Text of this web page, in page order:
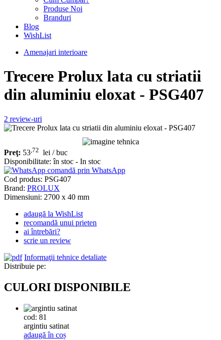
Produse Noi
Branduri
Blog
WishList
Amenajari interioare
Trecere Prolux lata cu striatii
din aluminiu eloxat - PSG407
2 review-uri
Preţ: 53 ,72 lei / buc
Disponibilitate: în stoc - In stoc
comandă prin WhatsApp
Cod produs: PSG407
Brand: PROLUX
Dimensiuni: 2700 x 40 mm
adaugă la WishList
recomandă unui prieten
ai întrebări?
scrie un review
Informaţii tehnice detaliate
Distribuie pe:
CULORI DISPONIBILE
cod: 81
argintiu satinat
adaugă în coș